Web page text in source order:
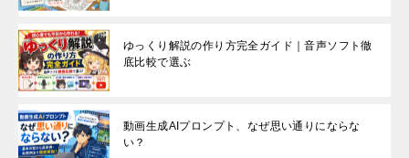
ゆっくり解説の作り方完全ガイド｜音声ソフト徹
底比較で選ぶ
動画生成AIプロンプト、なぜ思い通りにならな
い？